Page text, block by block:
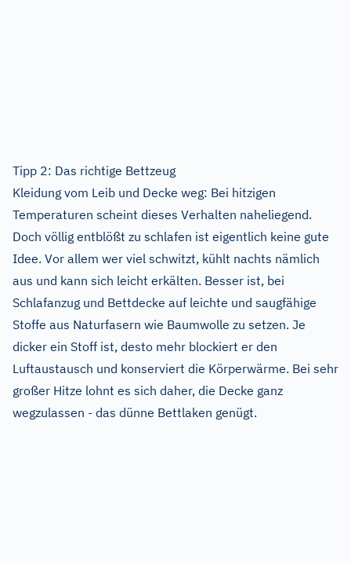
Tipp 2: Das richtige Bettzeug
Kleidung vom Leib und Decke weg: Bei hitzigen
Temperaturen scheint dieses Verhalten naheliegend.
Doch völlig entblößt zu schlafen ist eigentlich keine gute
Idee. Vor allem wer viel schwitzt, kühlt nachts nämlich
aus und kann sich leicht erkälten. Besser ist, bei
Schlafanzug und Bettdecke auf leichte und saugfähige
Stoffe aus Naturfasern wie Baumwolle zu setzen. Je
dicker ein Stoff ist, desto mehr blockiert er den
Luftaustausch und konserviert die Körperwärme. Bei sehr
großer Hitze lohnt es sich daher, die Decke ganz
wegzulassen - das dünne Bettlaken genügt.